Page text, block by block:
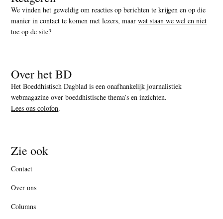
We vinden het geweldig om reacties op berichten te krijgen en op die
manier in contact te komen met lezers, maarwat staan we wel en niet
toe op de site?
Over het BD
Het Boeddhistisch Dagblad is een onafhankelijk journalistiek
webmagazine over boeddhistische thema’s en inzichten.
Lees ons colofon.
Zie ook
Contact
Over ons
Columns